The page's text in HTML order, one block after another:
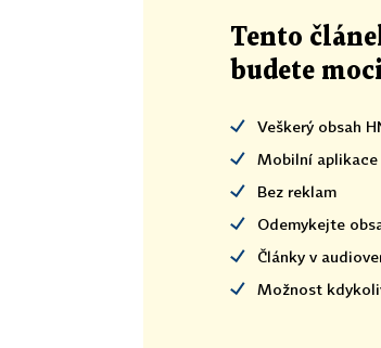
Tento
budete
Veškerý obsah
Mobilní aplikace
Bez reklam
Odemykejte
Články v
Možnost